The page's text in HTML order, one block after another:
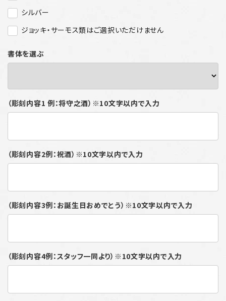
シルバー
ジョッキ・サーモス類はご選択いただけません
書体を選ぶ
（彫刻内容1 例：将守之酒）※10文字以内で入力
（彫刻内容2例：祝酒）※10文字以内で入力
（彫刻内容3例：お誕生日おめでとう）※10文字以内で入力
（彫刻内容4例：スタッフ一同より）※10文字以内で入力